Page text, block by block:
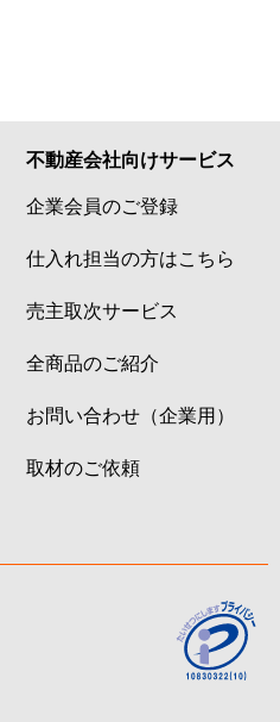
不動産会社向けサービス
企業会員のご登録
仕入れ担当の方はこちら
売主取次サービス
全商品のご紹介
お問い合わせ（企業用）
取材のご依頼